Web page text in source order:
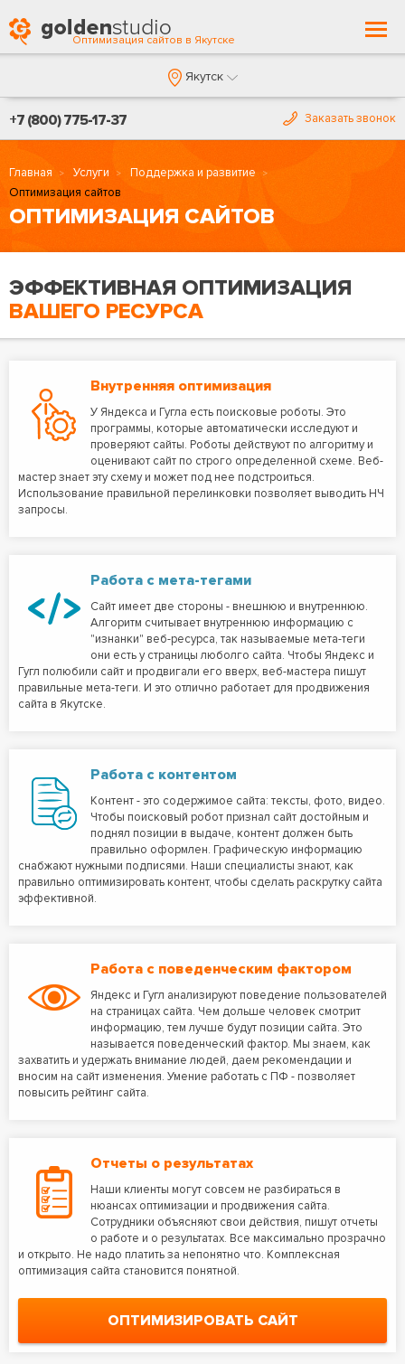
Оптимизация сайтов в Якутске
Якутск
+7 (800) 775-17-37 Заказать звонок
Главная Услуги
Поддержка и развитие
Оптимизация сайтов
ОПТИМИЗАЦИЯ САЙТОВ
ЭФФЕКТИВНАЯ ОПТИМИЗАЦИЯ
ВАШЕГО РЕСУРСА
Внутренняя оптимизация
У Яндекса и Гугла есть поисковые роботы. Это
программы, которые автоматически исследуют и
проверяют сайты. Роботы действуют по алгоритму и
оценивают сайт по строго определенной схеме. Веб-
мастер знает эту схему и может под нее подстроиться.
Использование правильной перелинковки позволяет выводить НЧ
запросы.
Работа с мета-тегами
Сайт имеет две стороны - внешнюю и внутреннюю.
Алгоритм считывает внутреннюю информацию с
"изнанки" веб-ресурса, так называемые мета-теги
они есть у страницы люболго сайта. Чтобы Яндекс и
Гугл полюбили сайт и продвигали его вверх, веб-мастера пишут
правильные мета-теги. И это отлично работает для продвижения
сайта в Якутске.
Работа с контентом
Контент - это содержимое сайта: тексты, фото, видео.
Чтобы поисковый робот признал сайт достойным и
поднял позиции в выдаче, контент должен быть
правильно оформлен. Графическую информацию
снабжают нужными подписями. Наши специалисты знают, как
правильно оптимизировать контент, чтобы сделать раскрутку сайта
эффективной.
Работа с поведенческим фактором
Яндекс и Гугл анализируют поведение пользователей
на страницах сайта. Чем дольше человек смотрит
информацию, тем лучше будут позиции сайта. Это
называется поведенческий фактор. Мы знаем, как
захватить и удержать внимание людей, даем рекомендации и
вносим на сайт изменения. Умение работать с ПФ - позволяет
повысить рейтинг сайта.
Отчеты о результатах
Наши клиенты могут совсем не разбираться в
нюансах оптимизации и продвижения сайта.
Сотрудники объясняют свои действия, пишут отчеты
о работе и о результатах. Все максимально прозрачно
и открыто. Не надо платить за непонятно что. Комплексная
оптимизация сайта становится понятной.
ОПТИМИЗИРОВАТЬ САЙТ